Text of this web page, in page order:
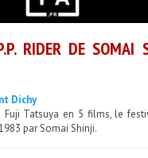
RIDER DE SOMAI
Dichy
Tatsuya en 5 films, le
par Somai Shinji.